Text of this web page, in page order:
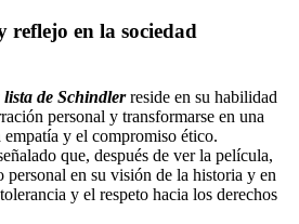
reflejo en la sociedad
lista de Schindlerreside en su habilidad
personal y transformarse en una
y el compromiso ético.
que, después de ver la película,
personal en su visión de la historia y en
y el respeto hacia los derechos